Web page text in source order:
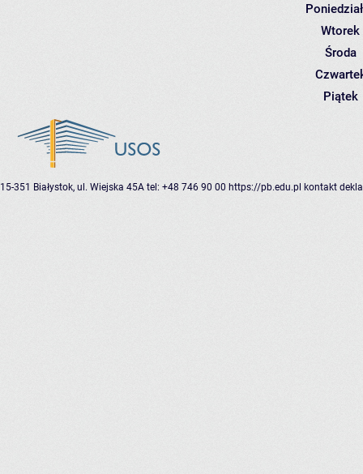
Wtorek
Środa
Piątek
15-351 Białystok, ul. Wiejska 45A tel: +48 746 90 00 https://pb.edu.pl kontakt